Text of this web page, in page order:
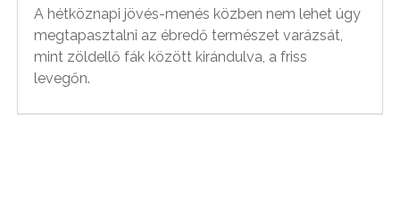
A hétköznapi jövés-menés közben nem lehet úgy
megtapasztalni az ébredő természet varázsát,
mint zöldellő fák között kirándulva, a friss
levegőn.